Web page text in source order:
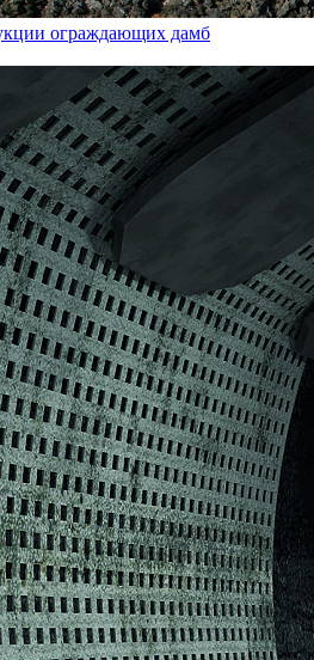
ограждающих дамб